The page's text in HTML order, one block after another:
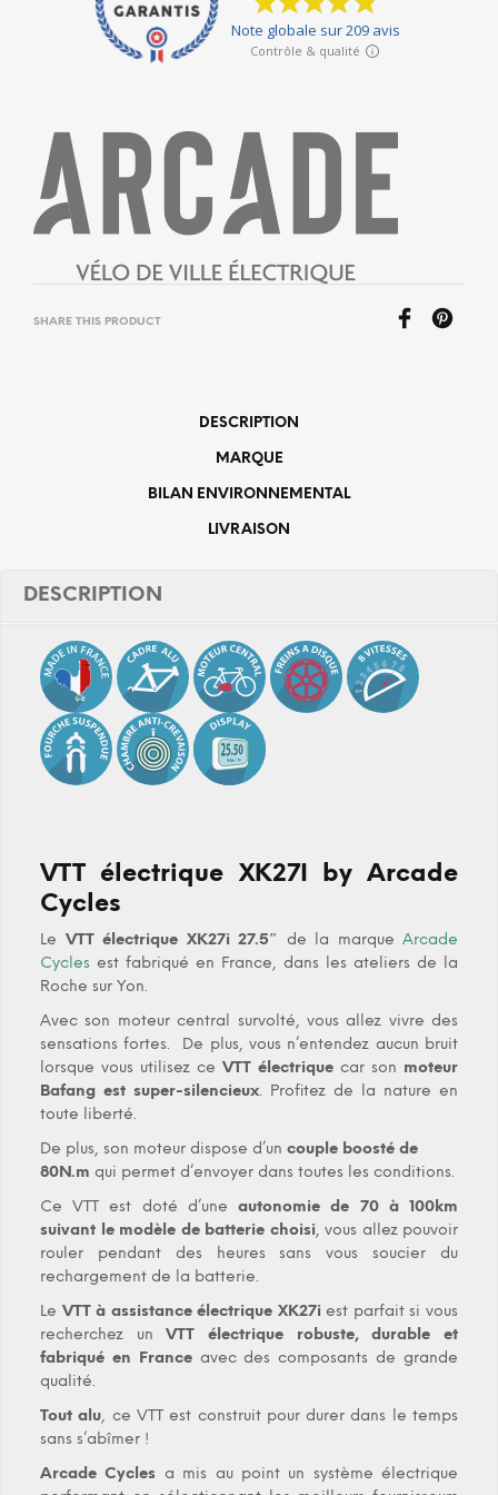
SHARE THIS PRODUCT
DESCRIPTION
MARQUE
BILAN ENVIRONNEMENTAL
LIVRAISON
DESCRIPTION
VTT électrique XK27I by Arcade
Cycles
Le VTT électrique XK27i 27.5″ de la marque Arcade
Cycles est fabriqué en France, dans les ateliers de la
Roche sur Yon.
Avec son moteur central survolté, vous allez vivre des
sensations fortes. De plus, vous n’entendez aucun bruit
lorsque vous utilisez ce VTT électrique car son moteur
Bafang est super-silencieux. Profitez de la nature en
toute liberté.
De plus, son moteur dispose d’un couple boosté de
80N.m qui permet d’envoyer dans toutes les conditions.
Ce VTT est doté d’uneautonomie de 70 à 100km
suivant le modèle de batterie choisi, vous allez pouvoir
rouler pendant des heures sans vous soucier du
rechargement de la batterie.
Le VTT à assistance électrique XK27i est parfait si vous
recherchez unVTT électrique
robuste, durable et
fabriqué en Franceavec des composants de grande
qualité.
Tout alu, ce VTT est construit pour durer dans le temps
sans s’abîmer !
Arcade Cycles a mis au point un système électrique